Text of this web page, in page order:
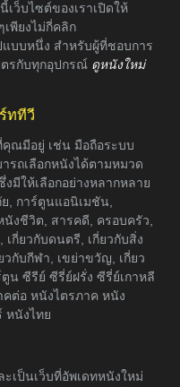
ว็บไซต์ของเราเปิดให้
พียงไม่กี่คลิก
แบบหนึ่ง สำหรับผู้ที่ชอบการ
ตรกับทุกอุปกรณ์ ดูหนังใหม่
ททีวี
ณมีอยู่ เช่น มือถือระบบ
รถเลือกหนังได้ตามหมวด
มีให้เลือกอย่างหลากหลาย
, การ์ตูนแอนิเมชัน,
งชีวิต, สารคดี, ครอบครัว,
กี่ยวกับดนตรี, เกี่ยวกับสิ่ง
กับกีฬา, เขย่าขวัญ, เกี่ยว
น ซีรีย์ ซีรี่ย์ฝรั่ง ซีรี่ย์เกาหลี
ต่อ หนังไตรภาค หนัง
หนังไทย
เป็นเว็บที่อัพเดทหนังใหม่